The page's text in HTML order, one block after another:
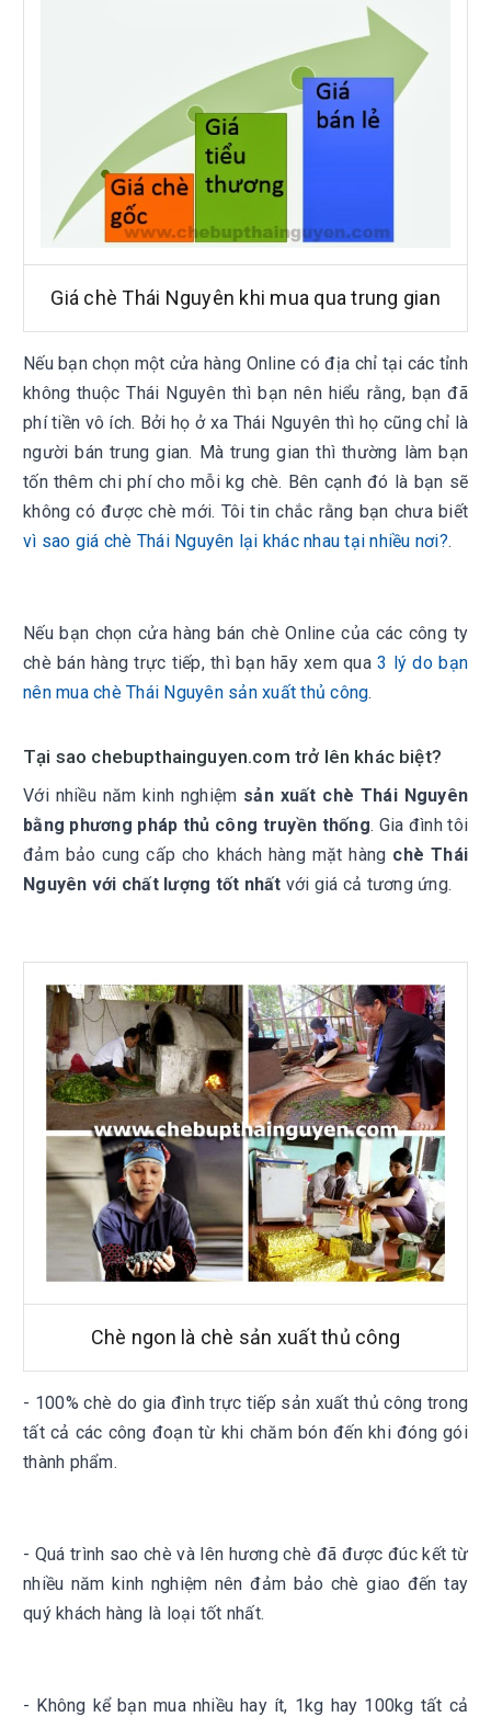
Giá chè Thái Nguyên khi mua qua trung gian
Nếu bạn chọn một cửa hàng Online có địa chỉ tại các tỉnh
không thuộc Thái Nguyên thì bạn nên hiểu rằng, bạn đã
phí tiền vô ích. Bởi họ ở xa Thái Nguyên thì họ cũng chỉ là
người bán trung gian. Mà trung gian thì thường làm bạn
tốn thêm chi phí cho mỗi kg chè. Bên cạnh đó là bạn sẽ
không có được chè mới. Tôi tin chắc rằng bạn chưa biết
vì sao giá chè Thái Nguyên lại khác nhau tại nhiều nơi?.
Nếu bạn chọn cửa hàng bán chè Online của các công ty
chè bán hàng trực tiếp, thì bạn hãy xem qua3 lý do bạn
nên mua chè Thái Nguyên sản xuất thủ công.
Tại sao chebupthainguyen.com trở lên khác biệt?
Với nhiều năm kinh nghiệm sản xuất chè Thái Nguyên
bằng phương pháp thủ công truyền thống. Gia đình tôi
đảm bảo cung cấp cho khách hàng mặt hàng chè Thái
Nguyên với chất lượng tốt nhất với giá cả tương ứng.
Chè ngon là chè sản xuất thủ công
- 100% chè do gia đình trực tiếp sản xuất thủ công trong
tất cả các công đoạn từ khi chăm bón đến khi đóng gói
thành phẩm.
- Quá trình sao chè và lên hương chè đã được đúc kết từ
nhiều năm kinh nghiệm nên đảm bảo chè giao đến tay
quý khách hàng là loại tốt nhất.
- Không kể bạn mua nhiều hay ít, 1kg hay 100kg tất cả